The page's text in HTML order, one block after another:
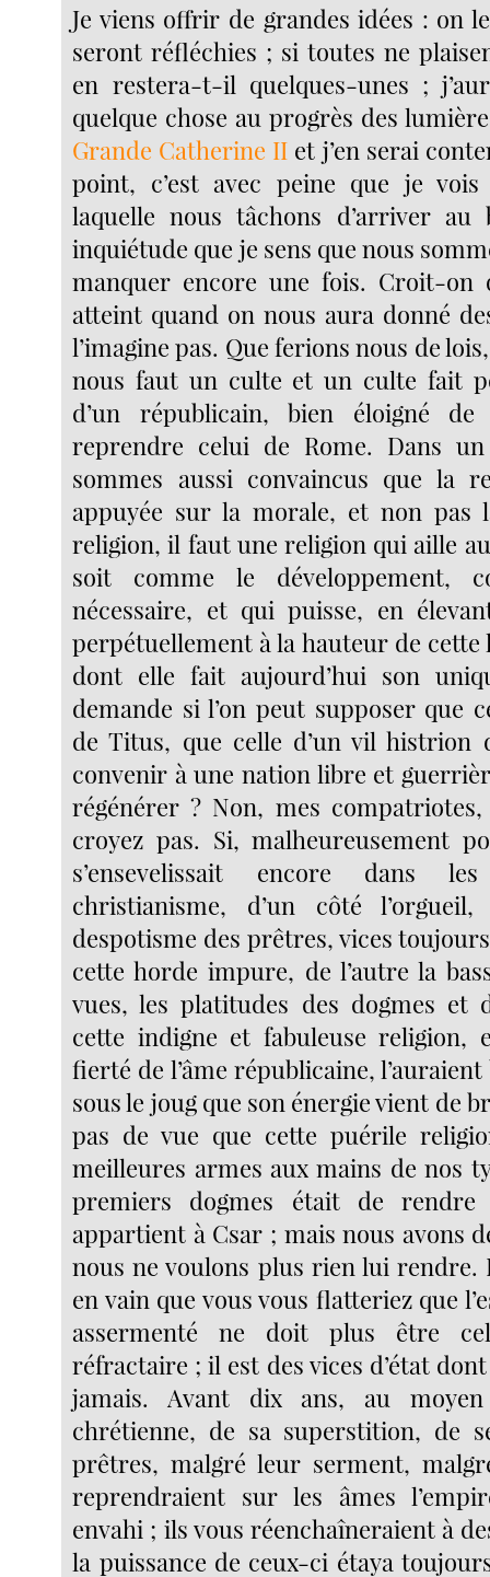
Je viens offrir de grandes idées : on
seront réfléchies ; si toutes ne
en restera-t-il quelques-unes ;
quelque chose au progrès des
Grande Catherine II et j’en serai
point, c’est avec peine que je
laquelle nous tâchons d’arriver au
inquiétude que je sens que nous
manquer encore une fois. Croit-on
atteint quand on nous aura donné
l’imagine pas. Que ferions nous de
nous faut un culte et un culte fait
d’un républicain, bien éloigné
reprendre celui de Rome. Dans
sommes aussi convaincus que la
appuyée sur la morale, et non pas
religion, il faut une religion qui aille
soit comme le développement,
nécessaire, et qui puisse, en
perpétuellement à la hauteur de
dont elle fait aujourd’hui son
demande si l’on peut supposer que
de Titus, que celle d’un vil histrion
convenir à une nation libre et
régénérer ? Non, mes
croyez pas. Si, malheureusement
s’ensevelissait encore dans
christianisme, d’un côté
despotisme des prêtres, vices
cette horde impure, de l’autre la
vues, les platitudes des dogmes et
cette indigne et fabuleuse religion,
fierté de l’âme républicaine,
sous le joug que son énergie vient de
pas de vue que cette puérile
meilleures armes aux mains de nos
premiers dogmes était de
appartient à Csar ; mais nous avons
nous ne voulons plus rien lui rendre.
en vain que vous vous flatteriez que
assermenté ne doit plus être
réfractaire ; il est des vices d’état
jamais. Avant dix ans, au
chrétienne, de sa superstition, de
prêtres, malgré leur serment,
reprendraient sur les âmes
envahi ; ils vous réenchaîneraient à
la puissance de ceux-ci étaya